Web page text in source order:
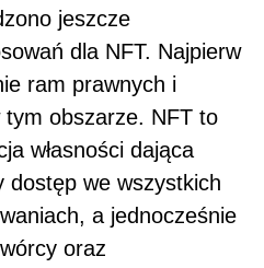
jeszcze
dla NFT. Najpierw
ram prawnych i
obszarze. NFT to
własności dająca
dostęp we wszystkich
a jednocześnie
oraz